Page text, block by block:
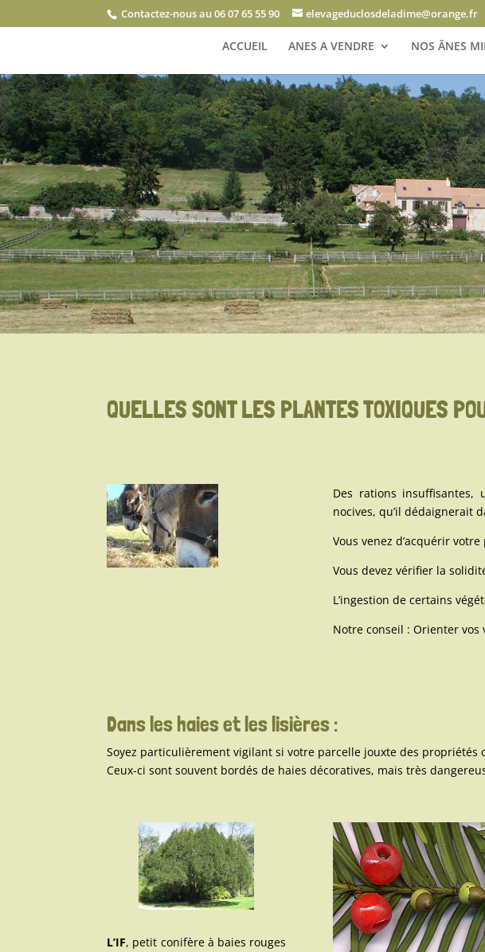
Contactez-nous au 06 07 65 55 90 elevageduclosdeladime@orange.fr
ACCUEIL ANES A VENDRE NOS ÂNES
QUELLES SONT LES PLANTES TOXIQUES
Des rations
nocives, qu’il dédaignerait
Vous venez d’acquérir
Vous devez vérifier la
L’ingestion de certains
Notre conseil : Orienter vos
Dans les haies et les lisières :
Soyez particulièrement vigilant si votre parcelle jouxte des propriétés
Ceux-ci sont souvent bordés de haies décoratives, mais très
L’IF, petit conifère à baies rouges